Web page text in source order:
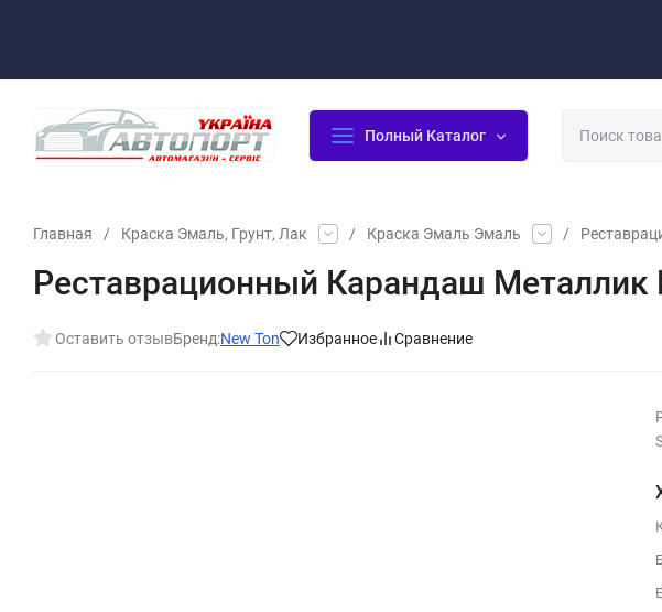
Полный Каталог
Главная / Краска Эмаль, Грунт, Лак / Краска Эмаль Эмаль /
Реставрационный Карандаш Металлик
Оставить отзывБренд:New Ton Избранное Сравнение